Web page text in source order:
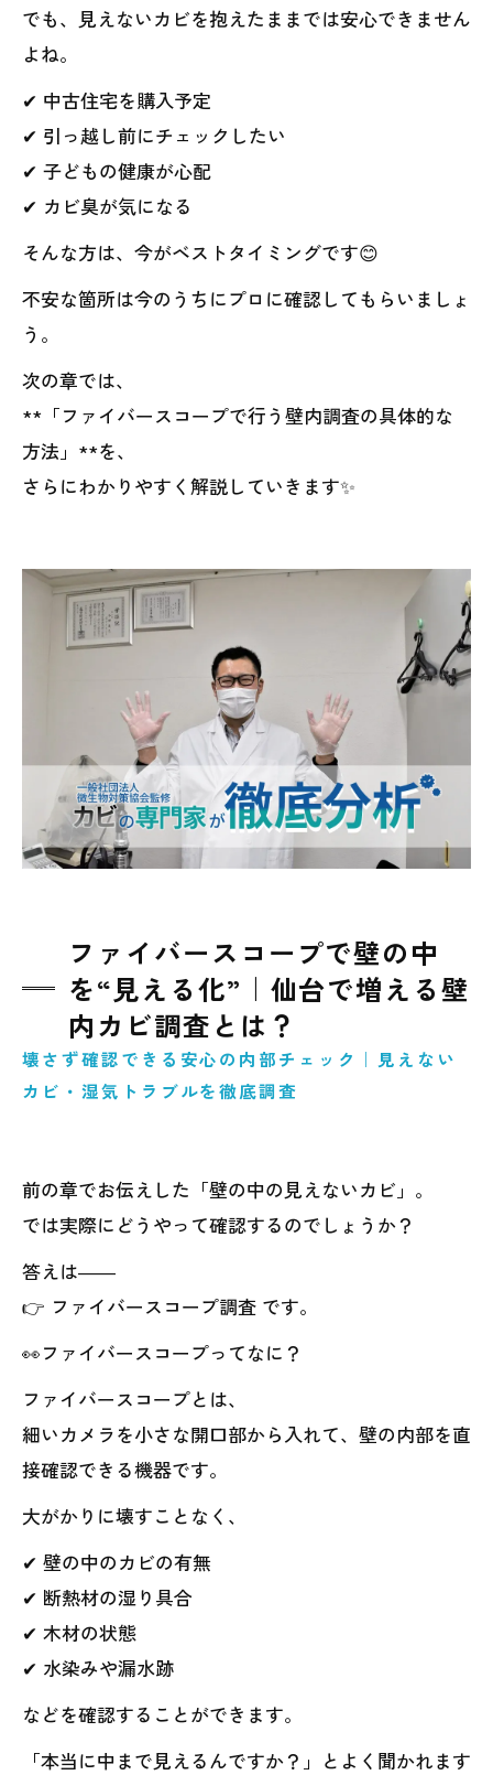
でも、見えないカビを抱えたままでは安心できません
よね。
✔ 中古住宅を購入予定
✔ 引っ越し前にチェックしたい
✔ 子どもの健康が心配
✔ カビ臭が気になる
そんな方は、今がベストタイミングです😊
不安な箇所は今のうちにプロに確認してもらいましょ
う。
次の章では、
**「ファイバースコープで行う壁内調査の具体的な
方法」**を、
さらにわかりやすく解説していきます✨
ファイバースコープで壁の中
を“見える化”｜仙台で増える壁
内カビ調査とは？
壊さず確認できる安心の内部チェック｜見えない
カビ・湿気トラブルを徹底調査
前の章でお伝えした「壁の中の見えないカビ」。
では実際にどうやって確認するのでしょうか？
答えは――
👉 ファイバースコープ調査 です。
👀ファイバースコープってなに？
ファイバースコープとは、
細いカメラを小さな開口部から入れて、壁の内部を直
接確認できる機器です。
大がかりに壊すことなく、
✔ 壁の中のカビの有無
✔ 断熱材の湿り具合
✔ 木材の状態
✔ 水染みや漏水跡
などを確認することができます。
「本当に中まで見えるんですか？」とよく聞かれます